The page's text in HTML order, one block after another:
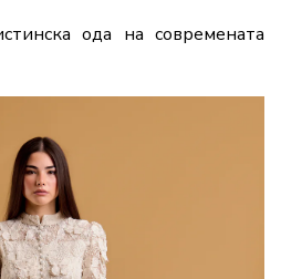
ода на современата